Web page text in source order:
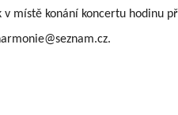
v místě konání koncertu hodinu